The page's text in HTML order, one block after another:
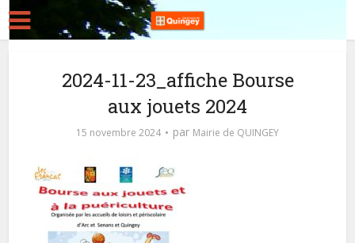
2024-11-23_affiche Bourse
aux jouets 2024
15 novembre 2024 par Mairie de QUINGEY